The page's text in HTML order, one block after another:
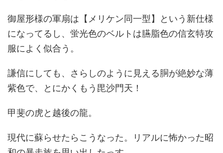
御屋形様の軍扇は【メリケン同一型】という新仕様
になってるし、蛍光色のベルトは臙脂色の信玄特攻
服によく似合う。
謙信にしても、さらしのように見える胴が絶妙な薄
紫色で、とにかくもう毘沙門天！
甲斐の虎と越後の龍。
現代に蘇らせたらこうなった。リアルに怖かった昭